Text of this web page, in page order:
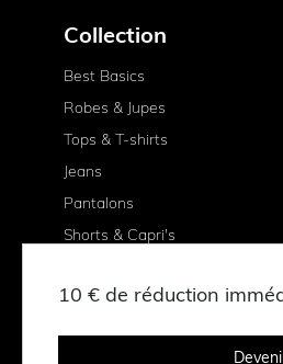
Collection
Best Basics
Robes & Jupes
Tops & T-shirts
Jeans
Pantalons
Shorts & Capri's
10 € de réduction